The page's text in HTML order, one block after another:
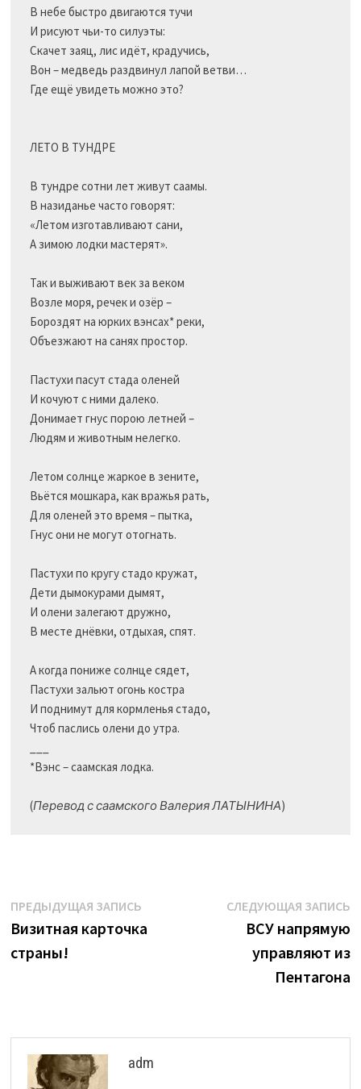
В небе быстро двигаются тучи
И рисуют чьи-то силуэты:
Скачет заяц, лис идёт, крадучись,
Вон – медведь раздвинул лапой ветви…
Где ещё увидеть можно это?
ЛЕТО В ТУНДРЕ
В тундре сотни лет живут саамы.
В назиданье часто говорят:
«Летом изготавливают сани,
А зимою лодки мастерят».
Так и выживают век за веком
Возле моря, речек и озёр –
Бороздят на юрких вэнсах* реки,
Объезжают на санях простор.
Пастухи пасут стада оленей
И кочуют с ними далеко.
Донимает гнус порою летней –
Людям и животным нелегко.
Летом солнце жаркое в зените,
Вьётся мошкара, как вражья рать,
Для оленей это время – пытка,
Гнус они не могут отогнать.
Пастухи по кругу стадо кружат,
Дети дымокурами дымят,
И олени залегают дружно,
В месте днёвки, отдыхая, спят.
А когда пониже солнце сядет,
Пастухи зальют огонь костра
И поднимут для кормленья стадо,
Чтоб паслись олени до утра.
*Вэнс – саамская лодка.
(Перевод с саамского Валерия ЛАТЫНИНА
Навигация
по
записям
ПРЕДЫДУЩАЯ ЗАПИСЬПредыдущая
запись:
Визитная карточка
страны!
СЛЕДУЮЩАЯ ЗАПИСЬ
ВСУ напрямую
управляют из
Пентагона
adm